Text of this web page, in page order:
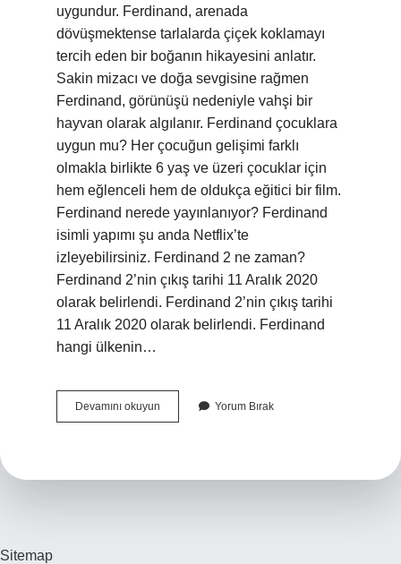
uygundur. Ferdinand, arenada
dövüşmektense tarlalarda çiçek koklamayı
tercih eden bir boğanın hikayesini anlatır.
Sakin mizacı ve doğa sevgisine rağmen
Ferdinand, görünüşü nedeniyle vahşi bir
hayvan olarak algılanır. Ferdinand çocuklara
uygun mu? Her çocuğun gelişimi farklı
olmakla birlikte 6 yaş ve üzeri çocuklar için
hem eğlenceli hem de oldukça eğitici bir film.
Ferdinand nerede yayınlanıyor? Ferdinand
isimli yapımı şu anda Netflix’te
izleyebilirsiniz. Ferdinand 2 ne zaman?
Ferdinand 2’nin çıkış tarihi 11 Aralık 2020
olarak belirlendi. Ferdinand 2’nin çıkış tarihi
11 Aralık 2020 olarak belirlendi. Ferdinand
hangi ülkenin…
Devamını okuyun Ferdinand
Filmi
Yorum Bırak
Sitemap